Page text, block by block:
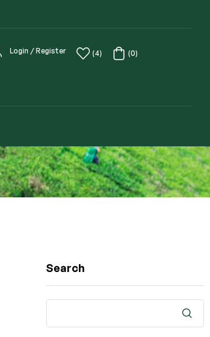
Login / Register (4) (0)
Search